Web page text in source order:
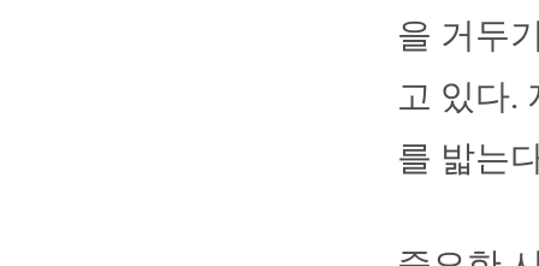
을 거두
고 있다.
를 밟는